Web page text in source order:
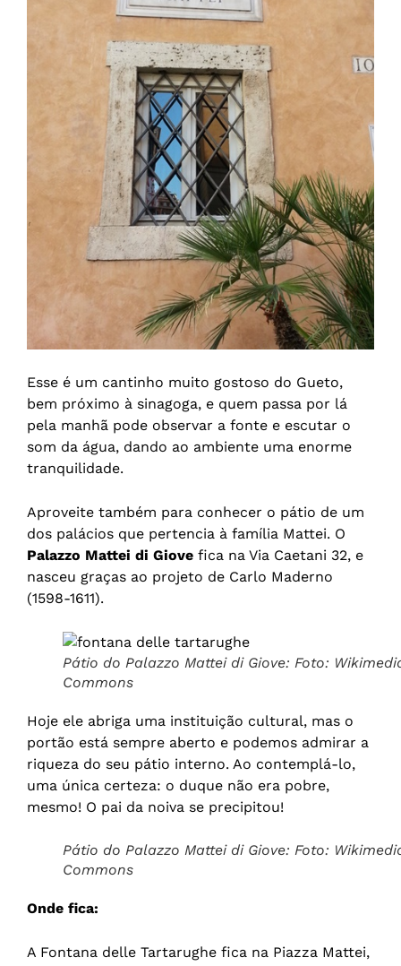
Esse é um cantinho muito gostoso do Gueto,
bem próximo à sinagoga, e quem passa por lá
pela manhã pode observar a fonte e escutar o
som da água, dando ao ambiente uma enorme
tranquilidade.
Aproveite também para conhecer o pátio de um
dos palácios que pertencia à família Mattei. O
Palazzo Mattei di Giove fica na Via Caetani 32, e
nasceu graças ao projeto de Carlo Maderno
(1598-1611).
Pátio do Palazzo Mattei di Giove: Foto:
Commons
Hoje ele abriga uma instituição cultural, mas o
portão está sempre aberto e podemos admirar a
riqueza do seu pátio interno. Ao contemplá-lo,
uma única certeza: o duque não era pobre,
mesmo! O pai da noiva se precipitou!
Pátio do Palazzo Mattei di Giove: Foto:
Commons
Onde fica:
A Fontana delle Tartarughe fica na Piazza Mattei,